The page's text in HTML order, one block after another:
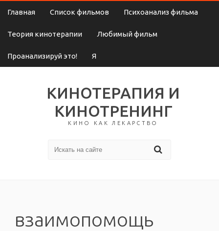
Главная Список фильмов Психоанализ фильма
Теория кинотерапии Любимый фильм
Проанализируй это! Я
КИНОТЕРАПИЯ И
КИНОТРЕНИНГ
КИНО КАК ЛЕКАРСТВО
взаимопомощь